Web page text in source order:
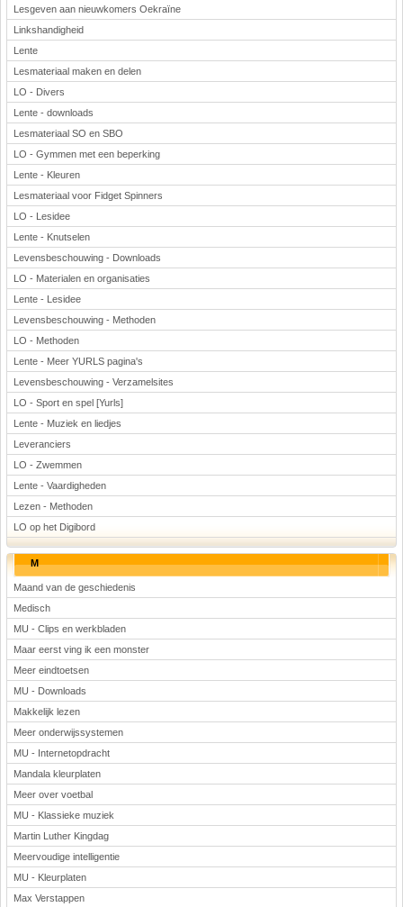
Lesgeven aan nieuwkomers Oekraïne
Linkshandigheid
Lente
Lesmateriaal maken en delen
LO - Divers
Lente - downloads
Lesmateriaal SO en SBO
LO - Gymmen met een beperking
Lente - Kleuren
Lesmateriaal voor Fidget Spinners
LO - Lesidee
Lente - Knutselen
Levensbeschouwing - Downloads
LO - Materialen en organisaties
Lente - Lesidee
Levensbeschouwing - Methoden
LO - Methoden
Lente - Meer YURLS pagina's
Levensbeschouwing - Verzamelsites
LO - Sport en spel [Yurls]
Lente - Muziek en liedjes
Leveranciers
LO - Zwemmen
Lente - Vaardigheden
Lezen - Methoden
LO op het Digibord
M
Maand van de geschiedenis
Medisch
MU - Clips en werkbladen
Maar eerst ving ik een monster
Meer eindtoetsen
MU - Downloads
Makkelijk lezen
Meer onderwijssystemen
MU - Internetopdracht
Mandala kleurplaten
Meer over voetbal
MU - Klassieke muziek
Martin Luther Kingdag
Meervoudige intelligentie
MU - Kleurplaten
Max Verstappen